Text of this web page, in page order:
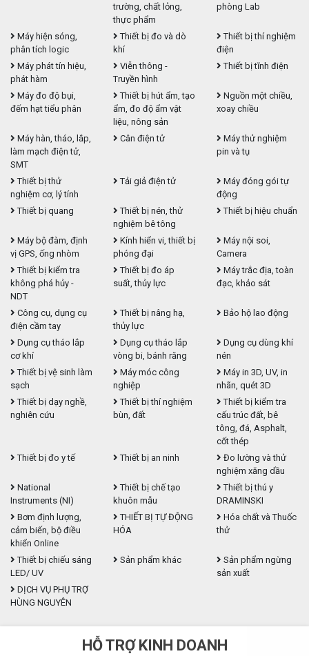
trường, chất lỏng,
thực phẩm
phòng Lab
Máy hiện sóng,
phân tích logic
Thiết bị đo và dò
khí
Thiết bị thí nghiệm
điện
Máy phát tín hiệu,
phát hàm
Viễn thông -
Truyền hình
Thiết bị tĩnh điện
Máy đo độ bụi,
đếm hạt tiểu phân
Thiết bị hút ẩm, tạo
ẩm, đo độ ẩm vật
liệu, nông sản
Nguồn một chiều,
xoay chiều
Máy hàn, tháo, lắp,
làm mạch điện tử,
SMT
Cân điện tử
Máy thử nghiệm
pin và tụ
Thiết bị thử
nghiệm cơ, lý tính
Tải giả điện tử
Máy đóng gói tự
động
Thiết bị quang
Thiết bị nén, thử
nghiệm bê tông
Thiết bị hiệu chuẩn
Máy bộ đàm, định
vị GPS, ống nhòm
Kính hiển vi, thiết bị
phóng đại
Máy nội soi,
Camera
Thiết bị kiểm tra
không phá hủy -
NDT
Thiết bị đo áp
suất, thủy lực
Máy trắc địa, toàn
đạc, khảo sát
Công cụ, dụng cụ
điện cầm tay
Thiết bị nâng hạ,
thủy lực
Bảo hộ lao động
Dụng cụ tháo lắp
cơ khí
Dụng cụ tháo lắp
vòng bi, bánh răng
Dụng cụ dùng khí
nén
Thiết bị vệ sinh làm
sạch
Máy móc công
nghiệp
Máy in 3D, UV, in
nhãn, quét 3D
Thiết bị dạy nghề,
nghiên cứu
Thiết bị thí nghiệm
bùn, đất
Thiết bị kiểm tra
cấu trúc đất, bê
tông, đá, Asphalt,
cốt thép
Thiết bị đo y tế
Thiết bị an ninh
Đo lường và thử
nghiệm xăng dầu
National
Instruments (NI)
Thiết bị chế tạo
khuôn mẫu
Thiết bị thú y
DRAMINSKI
Bơm định lượng,
cảm biến, bộ điều
khiển Online
THIẾT BỊ TỰ ĐỘNG
HÓA
Hóa chất và Thuốc
thử
Thiết bị chiếu sáng
LED/ UV
Sản phẩm khác
Sản phẩm ngừng
sản xuất
DỊCH VỤ PHỤ TRỢ
HÙNG NGUYÊN
HỖ TRỢ KINH DOANH